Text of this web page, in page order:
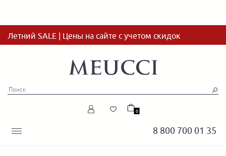
Летний SALE | Цены на сайте с учетом скидок
8 800 700 01 35
0